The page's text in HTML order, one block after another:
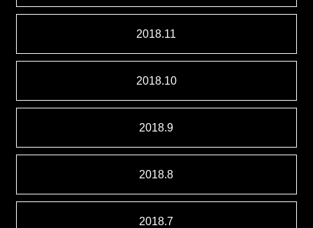
2018.11
2018.10
2018.9
2018.8
2018.7